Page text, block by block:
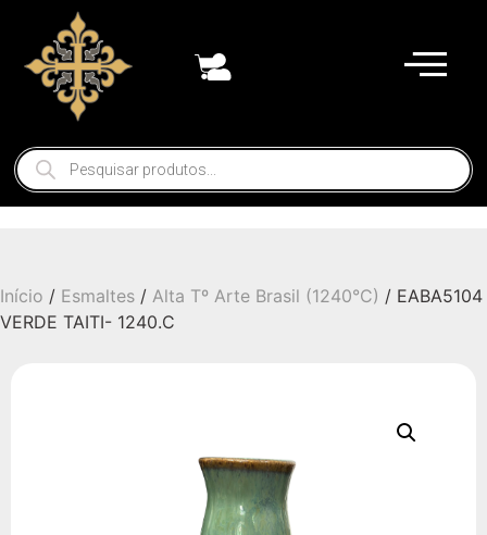
Início / Esmaltes / Alta Tº Arte Brasil (1240°C) / EABA5104
VERDE TAITI- 1240.C